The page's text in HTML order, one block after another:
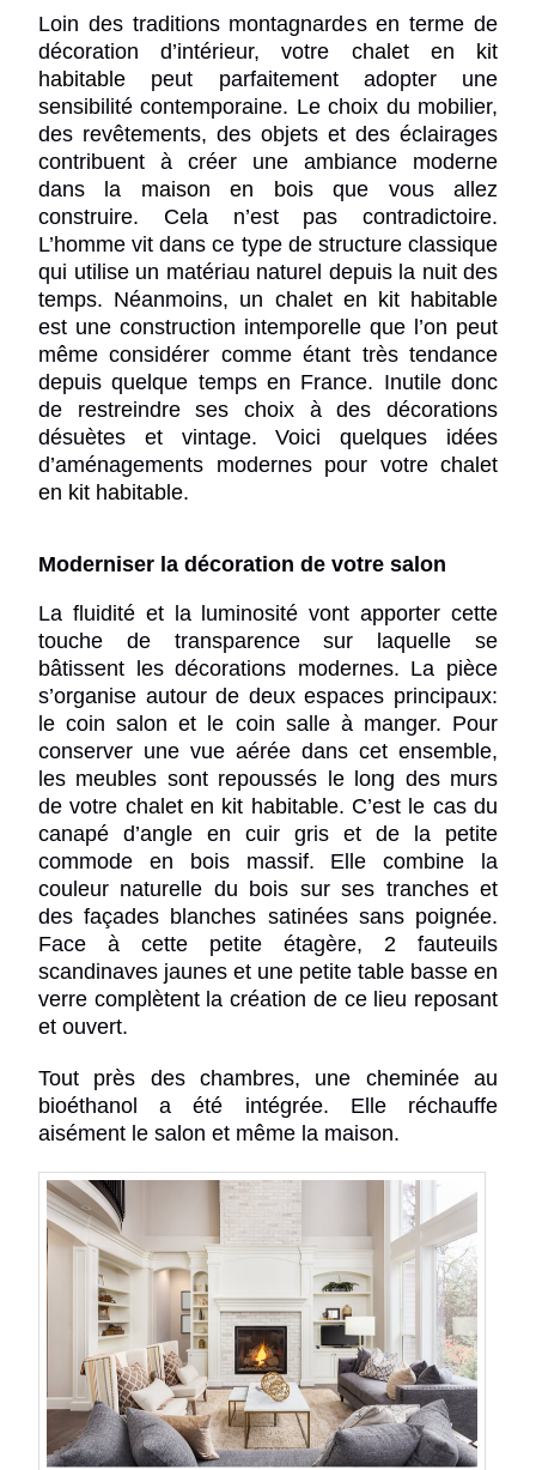
Loin des traditions montagnardes en terme de
décoration d’intérieur, votre chalet en kit
habitable peut parfaitement adopter une
sensibilité contemporaine. Le choix du mobilier,
des revêtements, des objets et des éclairages
contribuent à créer une ambiance moderne
dans la maison en boisque vous allez
construire. Cela n’est pas contradictoire.
L’homme vit dans ce type de structure classique
qui utilise un matériau naturel depuis la nuit des
temps. Néanmoins, un chalet en kit habitable
est une construction intemporelle que l’on peut
même considérer comme étant très tendance
depuis quelque temps en France. Inutile donc
de restreindre ses choix à des décorations
désuètes et vintage. Voici quelques idées
d’aménagements modernes pour votre chalet
en kit habitable.
Moderniser la décoration de votre salon
La fluidité et la luminosité vont apporter cette
touche de transparence sur laquelle se
bâtissent les décorations modernes. La pièce
s’organise autour de deux espaces principaux:
le coin salon et le coin salle à manger. Pour
conserver une vue aérée dans cet ensemble,
les meubles sont repoussés le long des murs
de votre chalet en kit habitable. C’est le cas du
canapé d’angle en cuir gris et de la petite
commode en bois massif. Elle combine la
couleur naturelle du bois sur ses tranches et
des façades blanches satinées sans poignée.
Face à cette petite étagère, 2 fauteuils
scandinaves jaunes et une petite table basse en
verre complètent la création de ce lieu reposant
et ouvert.
Tout près des chambres, une cheminée au
bioéthanol a été intégrée. Elle réchauffe
aisément le salon et même la maison.